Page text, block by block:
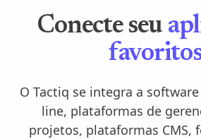
Conecte seu
O Tactiq se integra a
line, plataformas de
projetos, plataformas CMS,